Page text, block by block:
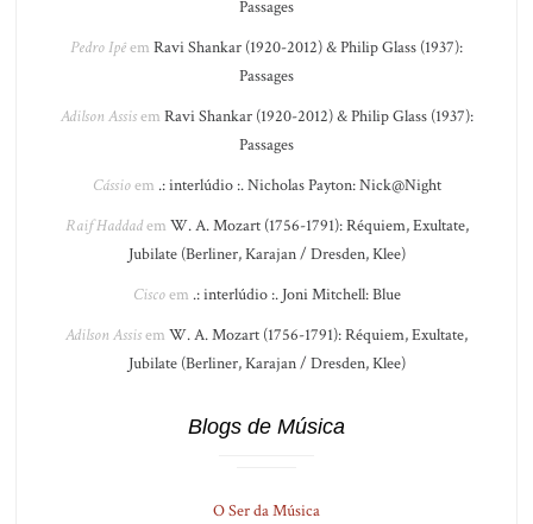
Passages
Pedro Ipêem Ravi Shankar (1920-2012) & Philip Glass (1937):
Passages
Adilson Assisem Ravi Shankar (1920-2012) & Philip Glass (1937):
Passages
Cássioem .: interlúdio :. Nicholas Payton: Nick@Night
Raif Haddadem W. A. Mozart (1756-1791): Réquiem, Exultate,
Jubilate (Berliner, Karajan / Dresden, Klee)
Ciscoem .: interlúdio :. Joni Mitchell: Blue
Adilson Assisem W. A. Mozart (1756-1791): Réquiem, Exultate,
Jubilate (Berliner, Karajan / Dresden, Klee)
Blogs de Música
O Ser da Música